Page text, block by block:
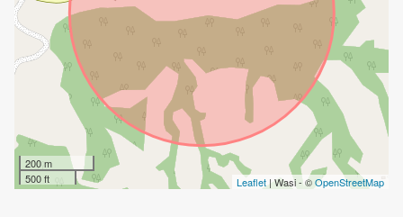
200 m
500 ft
Leaflet | Wasi - ©OpenStreetMap